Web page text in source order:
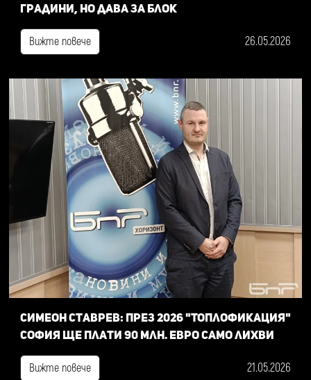
градини, но дава за блок
Вижте повече 26.05.2026
Симеон Ставрев: През 2026 "Топлофикация"
София ще плати 90 млн. евро само лихви
Вижте повече 21.05.2026